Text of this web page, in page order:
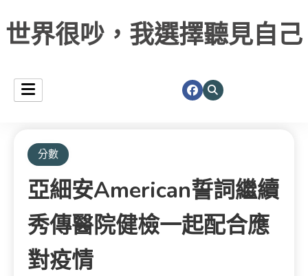
世界很吵，我選擇聽見自己
分數
亞細安american誓詞繼續
秀傳醫院健檢一起配合應
對疫情